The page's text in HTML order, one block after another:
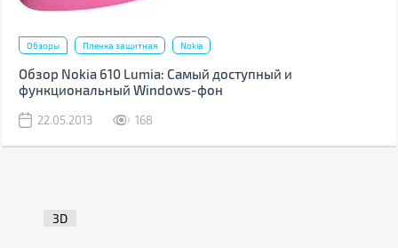
Обзоры Пленка защитная Nokia
Обзор Nokia 610 Lumia: Самый доступный и
функциональный Windows-фон
22.05.2013 168
3D